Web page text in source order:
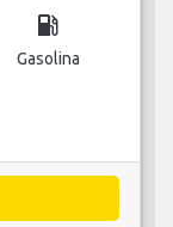
local_gas_station
Gasolina